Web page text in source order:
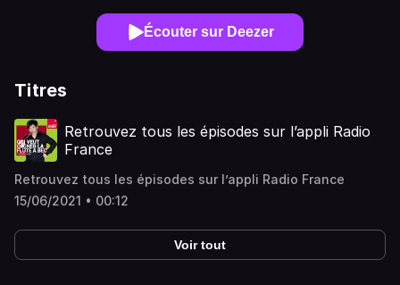
Écouter sur Deezer
Titres
Retrouvez tous les épisodes sur l’appli Radio
France
Retrouvez tous les épisodes sur l’appli Radio France
15/06/2021 • 00:12
Voir tout